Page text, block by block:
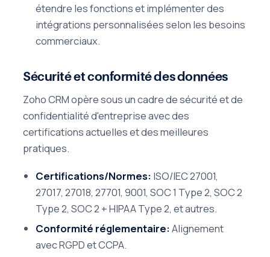
étendre les fonctions et implémenter des
intégrations personnalisées selon les besoins
commerciaux.
Sécurité et conformité des données
Zoho CRM opère sous un cadre de sécurité et de
confidentialité d'entreprise avec des
certifications actuelles et des meilleures
pratiques.
Certifications/Normes: ISO/IEC 27001,
27017, 27018, 27701, 9001, SOC 1 Type 2, SOC 2
Type 2, SOC 2 + HIPAA Type 2, et autres.
Conformité réglementaire:Alignement
avec RGPD et CCPA.